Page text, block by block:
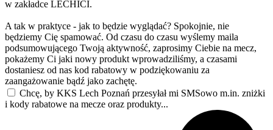
w zakładce LECHICI.
A tak w praktyce - jak to będzie wyglądać? Spokojnie, nie
będziemy Cię spamować. Od czasu do czasu wyślemy maila
podsumowującego Twoją aktywność, zaprosimy Ciebie na mecz,
pokażemy Ci jaki nowy produkt wprowadziliśmy, a czasami
dostaniesz od nas kod rabatowy w podziękowaniu za
zaangażowanie bądź jako zachętę.
Chcę, by KKS Lech Poznań przesyłał mi SMSowo m.in. zniżki
i kody rabatowe na mecze oraz produkty...